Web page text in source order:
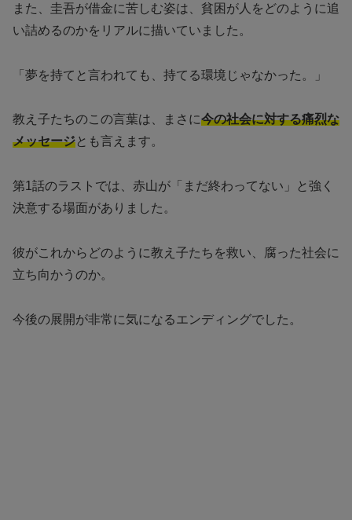
また、圭吾が借金に苦しむ姿は、貧困が人をどのように追
い詰めるのかをリアルに描いていました。
「夢を持てと言われても、持てる環境じゃなかった。」
教え子たちのこの言葉は、まさに今の社会に対する痛烈な
メッセージとも言えます。
第1話のラストでは、赤山が「まだ終わってない」と強く
決意する場面がありました。
彼がこれからどのように教え子たちを救い、腐った社会に
立ち向かうのか。
今後の展開が非常に気になるエンディングでした。